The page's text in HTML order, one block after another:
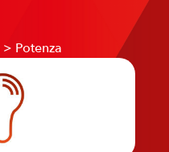
> Potenza